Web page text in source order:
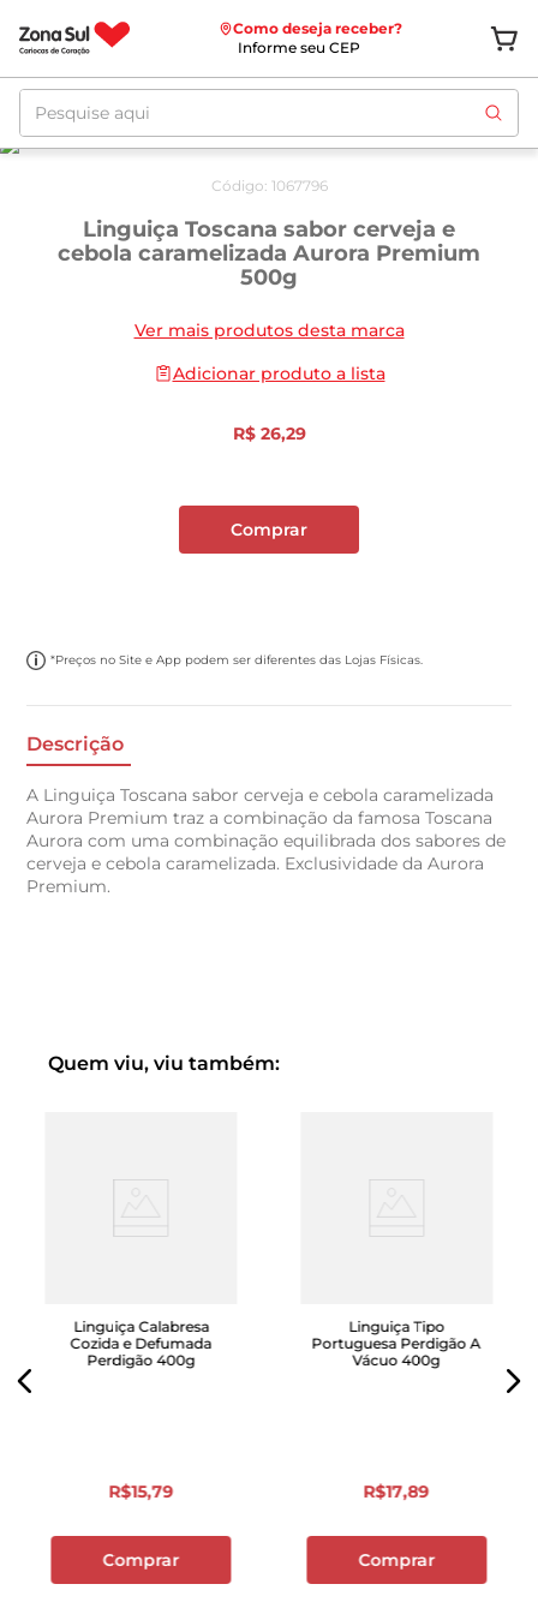
Como deseja receber?
Informe seu CEP
Pesquise aqui
Código: 1067796
Linguiça Toscana sabor cerveja e
cebola caramelizada Aurora Premium
500g
Ver mais produtos desta marca
Adicionar produto a lista
R$ 26,29
Comprar
*Preços no Site e App podem ser diferentes das Lojas Físicas.
Descrição
A Linguiça Toscana sabor cerveja e cebola caramelizada
Aurora Premium traz a combinação da famosa Toscana
Aurora com uma combinação equilibrada dos sabores de
cerveja e cebola caramelizada. Exclusividade da Aurora
Premium.
Quem viu, viu também:
Linguiça Calabresa
Cozida e Defumada
Perdigão 400g
R$15,79
Comprar
Linguiça Tipo
Portuguesa Perdigão A
Vácuo 400g
R$17,89
Comprar